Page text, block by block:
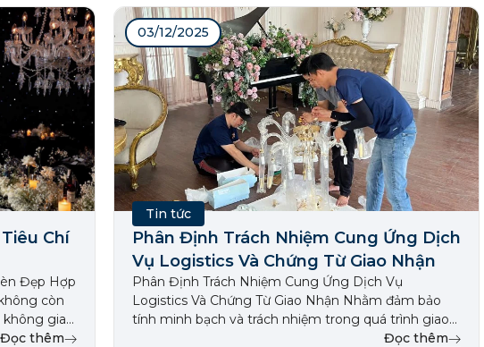
Chí
Đẹp Hợp
còn
không gian
quần và
Đọc thêm
03/12/2025
Tin tức
Phân Định Trách Nhiệm Cung Ứng Dịch
Vụ Logistics Và Chứng Từ Giao Nhận
Phân Định Trách Nhiệm Cung Ứng Dịch Vụ
Logistics Và Chứng Từ Giao Nhận Nhằm đảm bảo
tính minh bạch và trách nhiệm trong quá trình giao
nhận hàng hóa, 355decor hợp tác với các đơn vị
Đọc thêm